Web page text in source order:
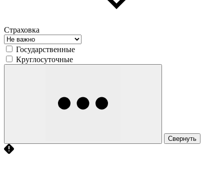
Страховка
Государственные
Круглосуточные
Свернуть